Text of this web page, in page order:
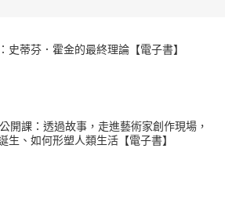
腳亂。
菜
、緩解疼痛等23種症狀的55道暖心湯
、沙拉、三明治，70道週末的居家異國料
身湯：64道低負擔、高滿足的常備湯料理
史蒂芬．霍金的最終理論【電子書】
開課：透過故事，走進藝術家創作現場，
生、如何形塑人類生活【電子書】